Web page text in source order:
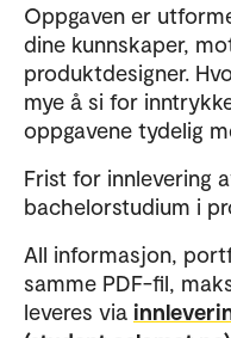
Oppgaven er
dine kunnskaper,
produktdesigner.
mye å si for
oppgavene tydelig
Frist for innlevering
bachelorstudium i
All informasjon,
samme PDF-fil,
leveres via